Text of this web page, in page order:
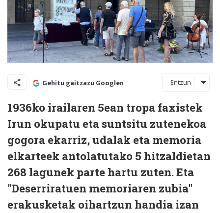
Gehitu gaitzazu Googlen Entzun
1936ko irailaren 5ean tropa faxistek
Irun okupatu eta suntsitu zutenekoa
gogora ekarriz, udalak eta memoria
elkarteek antolatutako 5 hitzaldietan
268 lagunek parte hartu zuten. Eta
"Deserriratuen memoriaren zubia"
erakusketak oihartzun handia izan